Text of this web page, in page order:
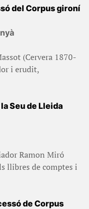
del Corpus gironí
(Cervera 1870-
i erudit,
Seu de Lleida
Ramon Miró
llibres de comptes i
de Corpus